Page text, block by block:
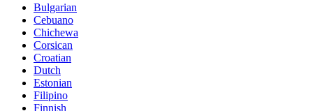
Bulgarian
Cebuano
Chichewa
Corsican
Croatian
Dutch
Estonian
Filipino
Finnish